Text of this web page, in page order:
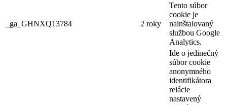
_ga_GHNXQ13784 2 roky
Tento súbor
cookie je
nainštalovaný
službou Google
Analytics.
Ide o jedinečný
súbor cookie
anonymného
identifikátora
relácie
nastavený